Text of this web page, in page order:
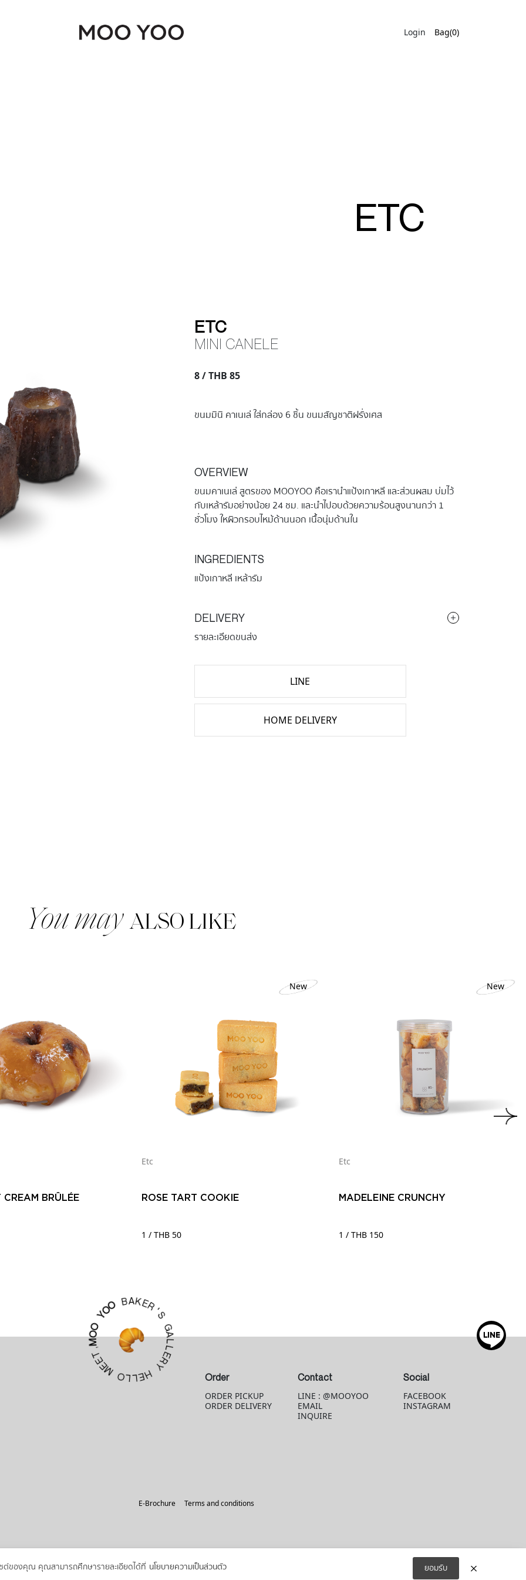
Login Bag(0)
ETC
ETC
MINI CANELE
8 / THB 85
ขนมมินิ คาเนเล่ ใส่กล่อง 6 ชิ้น ขนมสัญชาติฝรั่งเศส
OVERVIEW
ขนมคาเนเล่ สูตรของ MOOYOO คือเรานำแป้งเกาหลี และส่วนผสม บ่มไว้
กับเหล้ารัมอย่างน้อย 24 ชม. และนำไปอบด้วยความร้อนสูงนานกว่า 1
ชั่วโมง ใหผิวกรอบไหม้ด้านนอก เนื้อนุ่มด้านใน
INGREDIENTS
แป้งเกาหลี เหล้ารัม
DELIVERY
รายละเอียดขนส่ง
LINE
HOME DELIVERY
You may ALSO LIKE
BRÛLÉE
New
Etc
ROSE TART COOKIE
1 / THB 50
New
Etc
MADELEINE CRUNCHY
1 / THB 150
M
O
O
YO
OBAKER'S
G
A
L
L
E
R
Y
H
E
L
L
O
M
E
E
T
,
Order
ORDER PICKUP
ORDER DELIVERY
Contact
LINE : @MOOYOO
EMAIL
INQUIRE
Social
FACEBOOK
INSTAGRAM
E-Brochure Terms and conditions
© 2026
ซต์ของคุณ คุณสามารถศึกษารายละเอียดได้ที่ นโยบายความเป็นส่วนตัว ยอมรับ